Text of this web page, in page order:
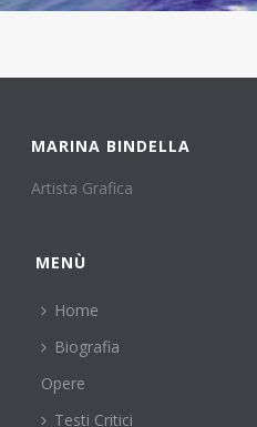
MARINA BINDELLA
Artista Grafica
MENÙ
Home
Biografia
Opere
Testi Critici